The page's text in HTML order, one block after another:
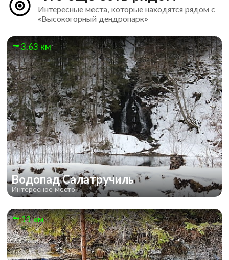
Интересные места, которые находятся рядом с
«Высокогорный дендропарк»
3.63 км
Водопад Салатручиль
Интересное место
11 км